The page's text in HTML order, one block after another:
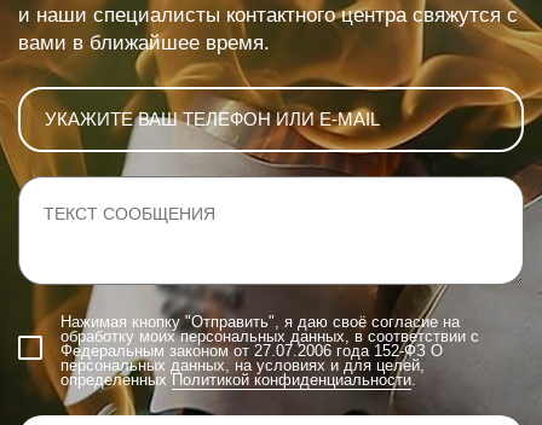
и наши специалисты контактного центра свяжутся с
вами в ближайшее время.
Нажимая кнопку "Отправить", я даю своё согласие на
обработку моих персональных данных, в соответствии с
Федеральным законом от 27.07.2006 года 152-ФЗ О
персональных данных, на условиях и для целей,
определенных
Политикой конфиденциальности.